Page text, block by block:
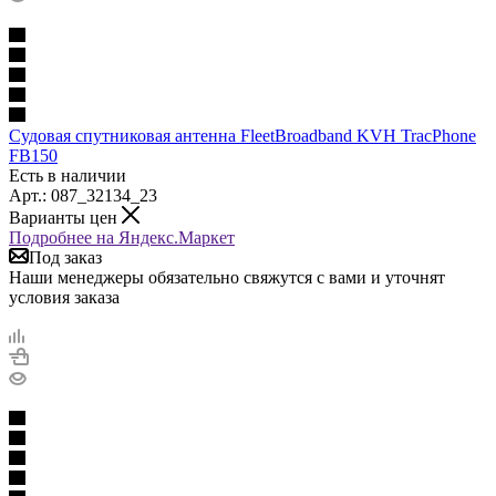
Судовая спутниковая антенна FleetBroadband KVH TracPhone
FB150
Есть в наличии
Арт.: 087_32134_23
Варианты цен
Подробнее на Яндекс.Маркет
Под заказ
Наши менеджеры обязательно свяжутся с вами и уточнят
условия заказа